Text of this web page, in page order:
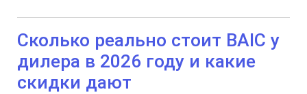
Сколько реально стоит BAIC у
дилера в 2026 году и какие
скидки дают